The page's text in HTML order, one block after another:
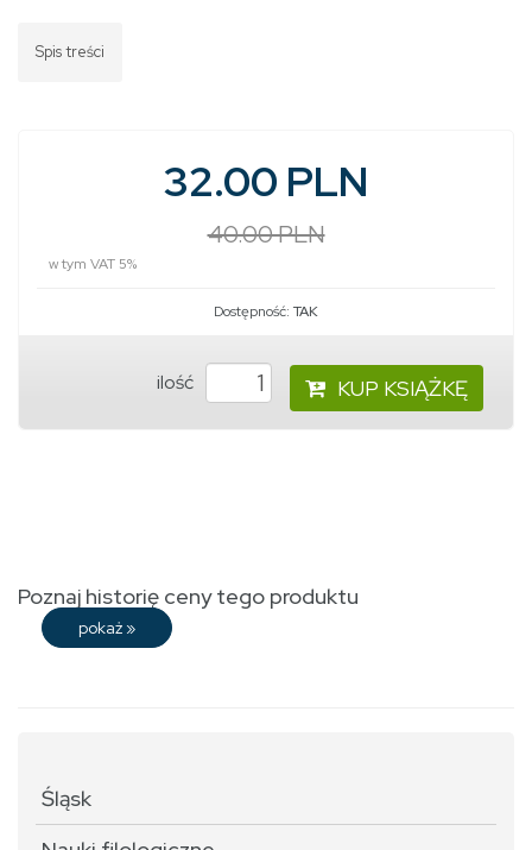
Spis treści
32.00 PLN
40.00 PLN
w tym VAT 5%
Dostępność: TAK
ilość KUP KSIĄŻKĘ
Poznaj historię ceny tego produktu
pokaż »
Śląsk